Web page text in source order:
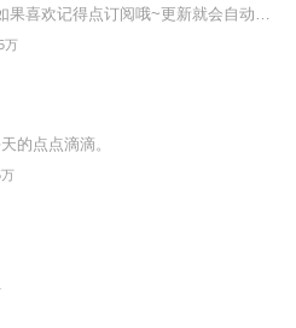
万
的点点滴滴。